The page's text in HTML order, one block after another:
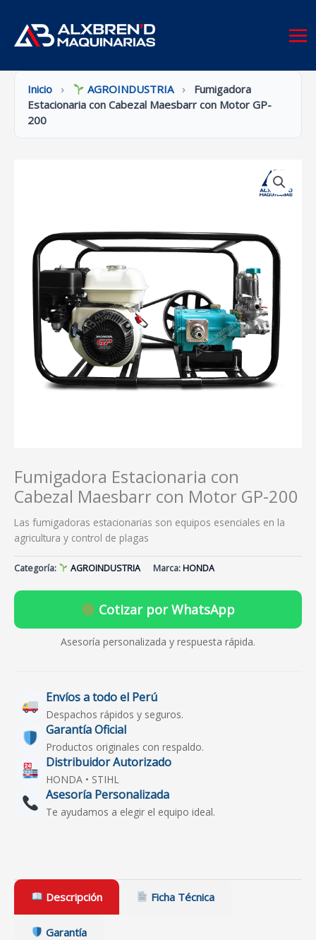
contenido
Inicio › AGROINDUSTRIA ›
Fumigadora
Estacionaria con Cabezal Maesbarr con Motor GP-
200
Fumigadora Estacionaria con
Cabezal Maesbarr con Motor GP-200
Las fumigadoras estacionarias son equipos esenciales en la
agricultura y control de plagas
Categoría: AGROINDUSTRIA Marca:HONDA
Cotizar por WhatsApp
Asesoría personalizada y respuesta rápida.
Envíos a todo el Perú
Despachos rápidos y seguros.
Garantía Oficial
Productos originales con respaldo.
Distribuidor Autorizado
HONDA • STIHL
Asesoría Personalizada
Te ayudamos a elegir el equipo ideal.
Descripción Ficha Técnica
Garantía